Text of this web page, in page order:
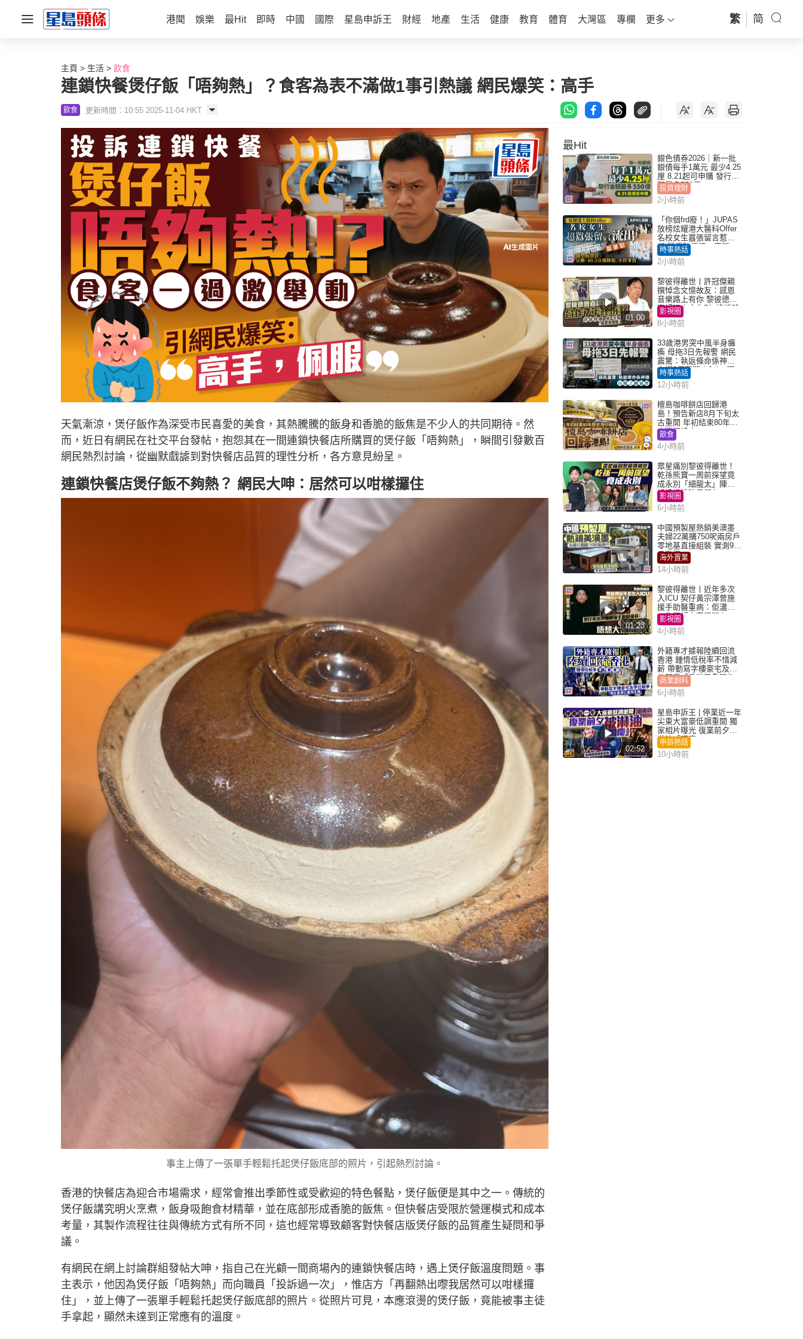
港聞 娛樂 最Hit 即時 中國 國際 星島申訴王 財經 地產 生活 健康 教育 體育 大灣區 專欄 更多 繁 简
主頁 生活 飲食
連鎖快餐煲仔飯「唔夠熱」？食客為表不滿做1事引熱議 網民爆笑：高手
飲食 更新時間：10:55 2025-11-04 HKT
天氣漸涼，煲仔飯作為深受市民喜愛的美食，其熱騰騰的飯身和香脆的飯焦是不少人的共同期待。然
而，近日有網民在社交平台發帖，抱怨其在一間連鎖快餐店所購買的煲仔飯「唔夠熱」，瞬間引發數百
網民熱烈討論，從幽默戲謔到對快餐店品質的理性分析，各方意見紛呈。
連鎖快餐店煲仔飯不夠熱？ 網民大呻：居然可以咁樣攞住
事主上傳了一張單手輕鬆托起煲仔飯底部的照片，引起熱烈討論。
香港的快餐店為迎合市場需求，經常會推出季節性或受歡迎的特色餐點，煲仔飯便是其中之一。傳統的
煲仔飯講究明火烹煮，飯身吸飽食材精華，並在底部形成香脆的飯焦。但快餐店受限於營運模式和成本
考量，其製作流程往往與傳統方式有所不同，這也經常導致顧客對快餐店版煲仔飯的品質產生疑問和爭
議。
有網民在網上討論群組發帖大呻，指自己在光顧一間商場內的連鎖快餐店時，遇上煲仔飯溫度問題。事
主表示，他因為煲仔飯「唔夠熱」而向職員「投訴過一次」，惟店方「再翻熱出嚟我居然可以咁樣攞
住」，並上傳了一張單手輕鬆托起煲仔飯底部的照片。從照片可見，本應滾燙的煲仔飯，竟能被事主徒
手拿起，顯然未達到正常應有的溫度。
最Hit
銀色債券2026｜新一批
銀債每手1萬元 最少4.25
厘 8.21起可申購 發行金
額最多550億
投資理財
2小時前
「你個frd廢！」JUPAS
放榜炫耀港大醫科Offer
名校女生囂張留言惹眾
怒 醫學院澄清：宣稱
「40.5分獲錄取」不符事
實｜Juicy叮
時事熱話
2小時前
01:00
黎彼得離世丨許冠傑親
撰悼念文憶故友：感恩
音樂路上有你 黎彼德曾
直認唔夾合作7年終拆夥
影視圈
8小時前
33歲港男突中風半身癱
瘓 母拖3日先報警 網民
震驚：執返條命係神蹟
自爆2個惡習｜Juicy叮
時事熱話
12小時前
檀島咖啡餅店回歸港
島！預告新店8月下旬太
古重開 年初結束80年歷
史灣仔總店
飲食
4小時前
眾星痛別黎彼得離世！
乾孫熊寶一周前探望竟
成永別「細龍太」陳思
圻淚憶唉吔男朋友
影視圈
6小時前
中國預製屋熱銷美澳墨
夫婦22萬購750呎兩房戶
零地基直接組裝 實測9個
月激讚
海外置業
14小時前
01:23
黎彼得離世丨近年多次
入ICU 契仔黃宗澤曾施
援手助醫重病：佢瀟灑
一生唔想大家唔開心
影視圈
4小時前
外籍專才據報陸續回流
香港 鍾情低稅率不惜減
薪 帶動寫字樓豪宅及學
位競爭「香港已重現生
機」
商業創科
6小時前
02:52
星島申訴王 | 停業近一年
尖東大富豪低調重開 獨
家相片曝光 復業前夕被
淋油「贈慶」
申訴熱話
10小時前